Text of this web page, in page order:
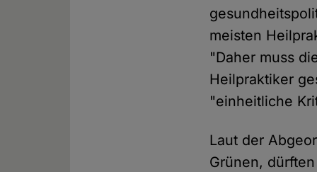
meisten
"Daher muss
Heilpraktiker
"einheitliche
Laut der
Grünen,